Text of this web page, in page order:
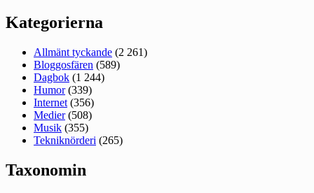
Kategorierna
Allmänt tyckande (2 261)
Bloggosfären (589)
Dagbok (1 244)
Humor(339)
Internet (356)
Medier(508)
Musik (355)
Tekniknörderi (265)
Taxonomin